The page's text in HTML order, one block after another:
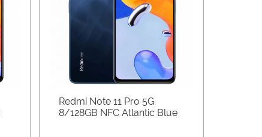
Redmi Note 11 Pro 5G
8/128GB NFC Atlantic Blue